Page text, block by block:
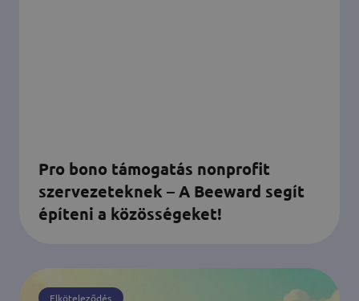
Pro bono támogatás nonprofit
szervezeteknek – A Beeward segít
építeni a közösségeket!
Elköteleződés